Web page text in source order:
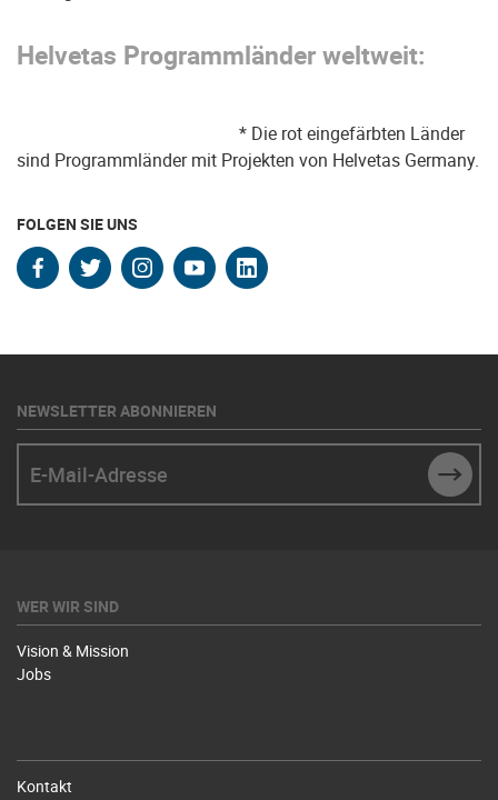
Helvetas Programmländer weltweit:
* Die rot eingefärbten Länder
sind Programmländer mit Projekten von Helvetas Germany.
FOLGEN SIE UNS
facebook
twitter
instagram
youtube
linkedin
NEWSLETTER ABONNIEREN
WER WIR SIND
Vision & Mission
Jobs
Kontakt